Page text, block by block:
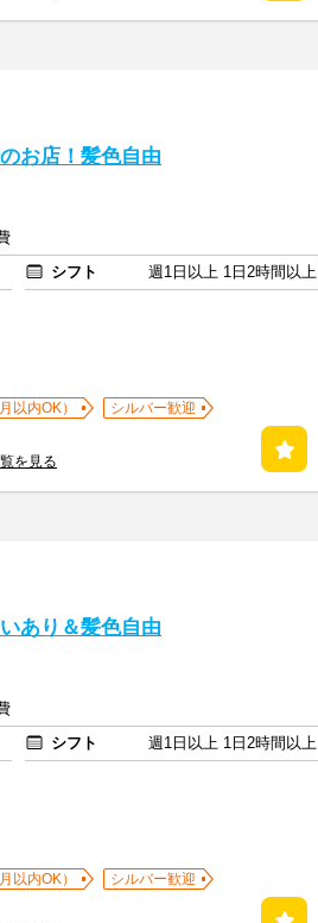
お店！髪色自由
シフト
週1日以上 1日2時間以上
以内OK）
シルバー歓迎
を見る
あり＆髪色自由
シフト
週1日以上 1日2時間以上
以内OK）
シルバー歓迎